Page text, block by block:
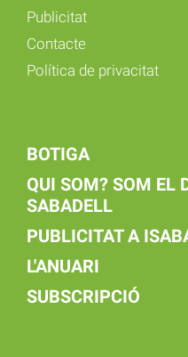
Publicitat
Contacte
Política de privacitat
BOTIGA
QUI SOM? SOM EL
SABADELL
PUBLICITAT A
L'ANUARI
SUBSCRIPCIÓ